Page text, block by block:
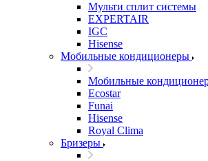
Мульти сплит системы
EXPERTAIR
IGC
Hisense
Мобильные кондиционеры
Мобильные
Ecostar
Funai
Hisense
Royal Clima
Бризеры